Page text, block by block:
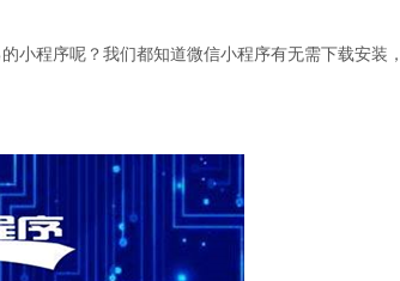
程序呢？我们都知道微信小程序有无需下载安装，